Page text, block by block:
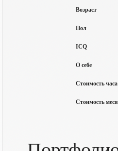
Возраст
Пол
ICQ
О себе
Стоимость
Стоимость